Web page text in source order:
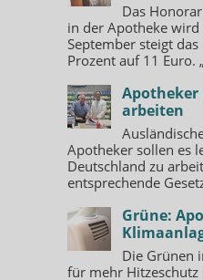
Das
in der Apotheke wird
September steigt
Prozent auf 11 Euro.
Apotheker
arbeiten
Apotheker sollen es
Deutschland zu
entsprechende
Grüne:
Die Grünen
für mehr